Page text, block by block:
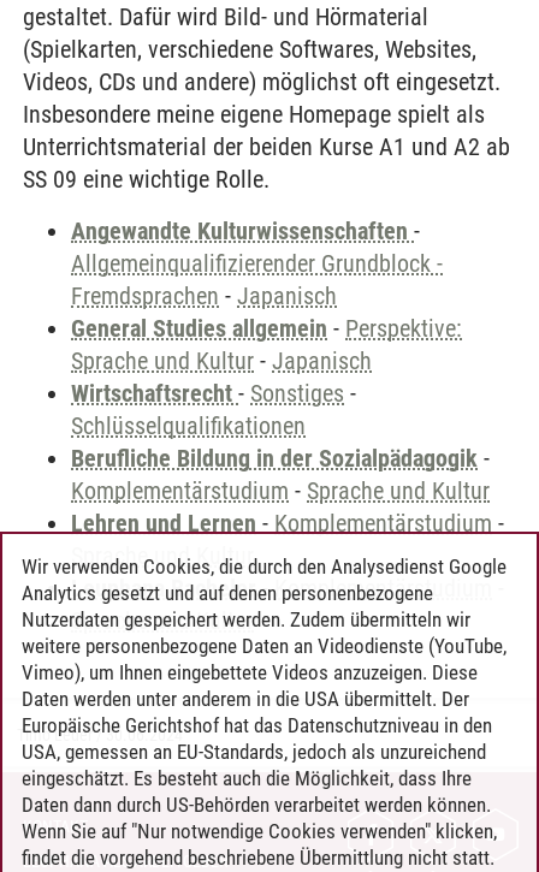
gestaltet. Dafür wird Bild- und Hörmaterial
(Spielkarten, verschiedene Softwares, Websites,
Videos, CDs und andere) möglichst oft eingesetzt.
Insbesondere meine eigene Homepage spielt als
Unterrichtsmaterial der beiden Kurse A1 und A2 ab
SS 09 eine wichtige Rolle.
Angewandte Kulturwissenschaften -
Allgemeinqualifizierender Grundblock -
Fremdsprachen - Japanisch
General Studies allgemein - Perspektive:
Sprache und Kultur - Japanisch
Wirtschaftsrecht - Sonstiges -
Schlüsselqualifikationen
Berufliche Bildung in der Sozialpädagogik -
Komplementärstudium - Sprache und Kultur
Lehren und Lernen - Komplementärstudium -
Sprache und Kultur
Leuphana Bachelor-Komplementärstudium
Sprache und Kultur
Timo Leder/30.06.2024
KONTAKT
LEUPHANA ALS ARBEITGEBER
Wir verwenden Cookies, die durch den Analysedienst Google
Analytics gesetzt und auf denen personenbezogene
Nutzerdaten gespeichert werden. Zudem übermitteln wir
weitere personenbezogene Daten an Videodienste (YouTube,
Vimeo), um Ihnen eingebettete Videos anzuzeigen. Diese
Daten werden unter anderem in die USA übermittelt. Der
Europäische Gerichtshof hat das Datenschutzniveau in den
USA, gemessen an EU-Standards, jedoch als unzureichend
eingeschätzt. Es besteht auch die Möglichkeit, dass Ihre
Daten dann durch US-Behörden verarbeitet werden können.
Wenn Sie auf "Nur notwendige Cookies verwenden" klicken,
findet die vorgehend beschriebene Übermittlung nicht statt.